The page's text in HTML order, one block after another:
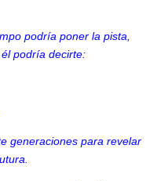
podría poner la pista,
podría decirte:
generaciones para revelar